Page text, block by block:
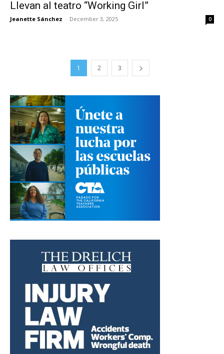
Llevan al teatro “Working Girl”
Jeanette Sánchez - December 3, 2025 0
1 2 3